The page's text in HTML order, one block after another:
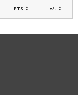
PTS +/-